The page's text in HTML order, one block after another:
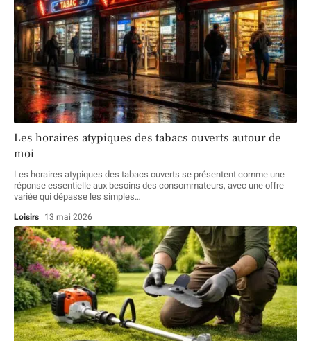
Les horaires atypiques des tabacs ouverts autour de
moi
Les horaires atypiques des tabacs ouverts se présentent comme une
réponse essentielle aux besoins des consommateurs, avec une offre
variée qui dépasse les simples…
Loisirs 13 mai 2026